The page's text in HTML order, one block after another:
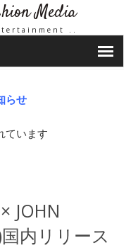
Media
..
らせ
ています
JOHN
内リリース